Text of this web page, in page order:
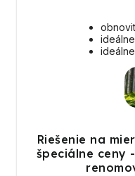
Riešenie na
špeciálne ceny